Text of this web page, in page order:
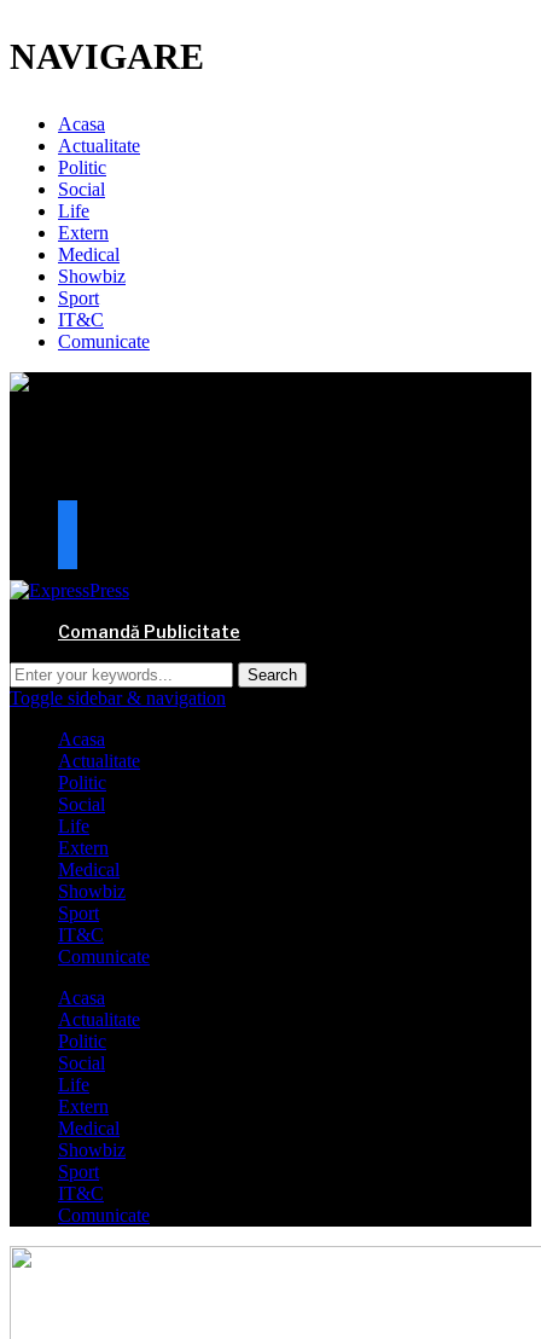
NAVIGARE
Acasa
Actualitate
Politic
Social
Life
Extern
Medical
Showbiz
Sport
IT&C
Comunicate
Comandă Publicitate
Toggle sidebar & navigation
Acasa
Actualitate
Politic
Social
Life
Extern
Medical
Showbiz
Sport
IT&C
Comunicate
Acasa
Actualitate
Politic
Social
Life
Extern
Medical
Showbiz
Sport
IT&C
Comunicate